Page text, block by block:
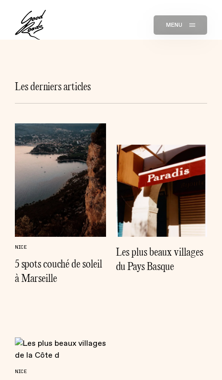
MENU
Les derniers articles
NICE
5 spots couché de soleil
à Marseille
Les plus beaux villages
du Pays Basque
NICE